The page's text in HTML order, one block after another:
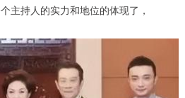
主持人的实力和地位的体现了，